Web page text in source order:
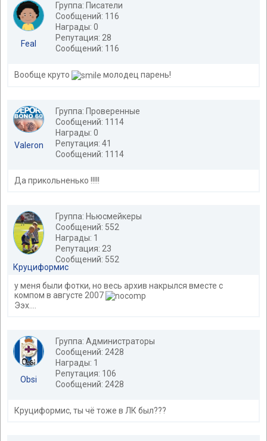
Feal
Группа: Писатели
Сообщений: 116
Награды: 0
Репутация: 28
Сообщений: 116
Вообще круто молодец парень!
Valeron
Группа: Проверенные
Сообщений: 1114
Награды: 0
Репутация: 41
Сообщений: 1114
Да прикольненько !!!!!
Круциформис
Группа: Ньюсмейкеры
Сообщений: 552
Награды: 1
Репутация: 23
Сообщений: 552
у меня были фотки, но весь архив накрылся вместе с
компом в августе 2007
Ээх....
Obsi
Группа: Администраторы
Сообщений: 2428
Награды: 1
Репутация: 106
Сообщений: 2428
Круциформис, ты чё тоже в ЛК был???